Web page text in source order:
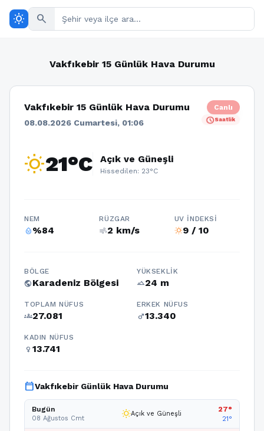
wb_sunny search
Vakfıkebir 15 Günlük Hava Durumu
Vakfıkebir 15 Günlük Hava Durumu
08.08.2026 Cumartesi, 01:06
Canlı
scheduleSaatlik
wb_sunny21°C Açık ve Güneşli
Hissedilen: 23°C
NEM
humidity_percentage%84
RÜZGAR
air2 km/s
UV İNDEKSI
wb_sunny9 / 10
BÖLGE
publicKaradeniz Bölgesi
YÜKSEKLIK
terrain24 m
TOPLAM NÜFUS
groups27.081
ERKEK NÜFUS
male13.340
KADIN NÜFUS
female 13.741
calendar_todayVakfıkebir Günlük Hava Durumu
Bugün
08 Ağustos Cmt wb_sunnyAçık ve Güneşli
27°
21°